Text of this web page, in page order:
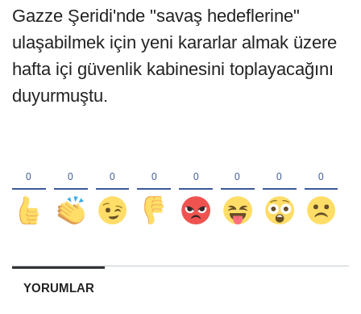
Gazze Şeridi'nde "savaş hedeflerine"
ulaşabilmek için yeni kararlar almak üzere
hafta içi güvenlik kabinesini toplayacağını
duyurmuştu.
YORUMLAR